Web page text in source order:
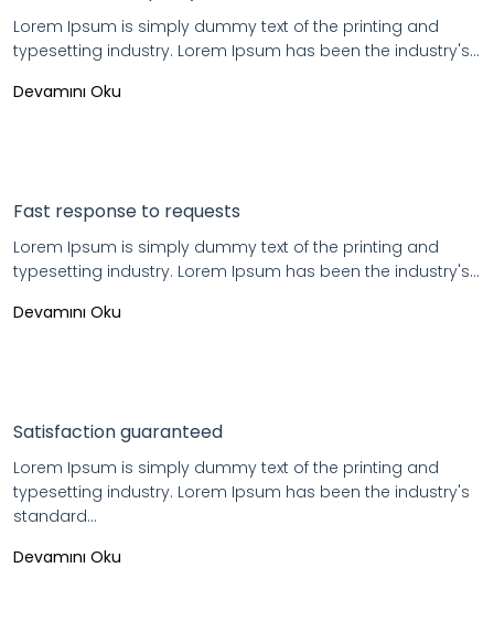
Lorem Ipsum is simply dummy text of the printing and
typesetting industry. Lorem Ipsum has been the industry's...
Devamını Oku
Fast response to requests
Lorem Ipsum is simply dummy text of the printing and
typesetting industry. Lorem Ipsum has been the industry's...
Devamını Oku
Satisfaction guaranteed
Lorem Ipsum is simply dummy text of the printing and
typesetting industry. Lorem Ipsum has been the industry's
standard...
Devamını Oku